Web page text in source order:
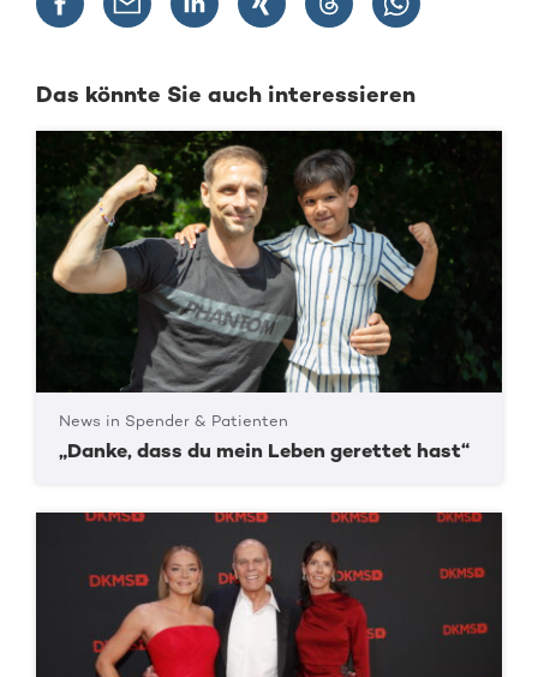
Das könnte Sie auch interessieren
News in Spender & Patienten
„Danke, dass du mein Leben gerettet hast“